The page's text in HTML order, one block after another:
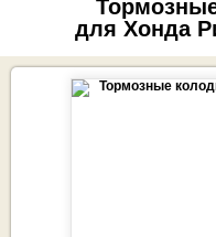
для Хонда